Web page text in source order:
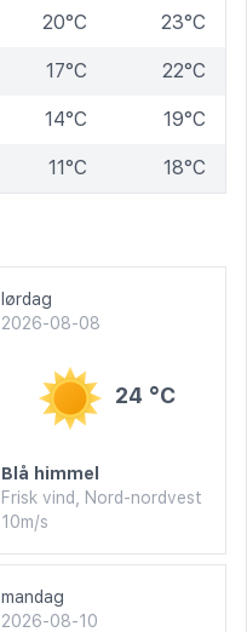
20°C 23°C
17°C 22°C
14°C 19°C
11°C 18°C
lørdag
2026-08-08
24 °C
Blå himmel
Frisk vind, Nord-nordvest
10m/s
mandag
2026-08-10